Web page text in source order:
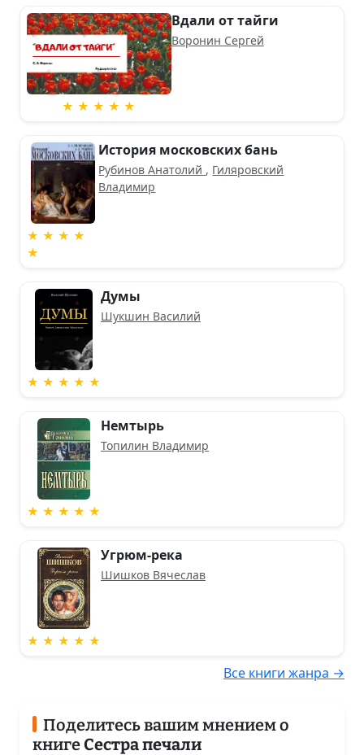
★ ★ ★ ★ ★
Вдали от тайги
Воронин Сергей
★ ★ ★ ★
★
История московских бань
Рубинов Анатолий , Гиляровский
Владимир
★ ★ ★ ★ ★
Думы
Шукшин Василий
★ ★ ★ ★ ★
Немтырь
Топилин Владимир
★ ★ ★ ★ ★
Угрюм-река
Шишков Вячеслав
Все книги жанра →
Поделитесь вашим мнением о
книгеСестра печали